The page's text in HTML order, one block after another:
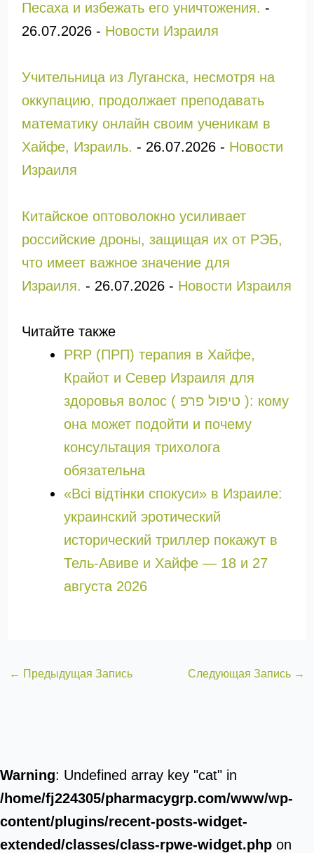
Песаха и избежать его уничтожения. -
26.07.2026- Новости Израиля
Учительница из Луганска, несмотря на
оккупацию, продолжает преподавать
математику онлайн своим ученикам в
Хайфе, Израиль. - 26.07.2026- Новости
Израиля
Китайское оптоволокно усиливает
российские дроны, защищая их от РЭБ,
что имеет важное значение для
Израиля. - 26.07.2026- Новости Израиля
Читайте также
PRP (ПРП) терапия в Хайфе,
Крайот и Север Израиля для
здоровья волос ( טיפול פרפ ): кому
она может подойти и почему
консультация трихолога
обязательна
«Всі відтінки спокуси» в Израиле:
украинский эротический
исторический триллер покажут в
Тель-Авиве и Хайфе — 18 и 27
августа 2026
← Предыдущая Запись Следующая Запись →
Warning: Undefined array key "cat" in
/home/fj224305/pharmacygrp.com/www/wp-
content/plugins/recent-posts-widget-
extended/classes/class-rpwe-widget.php on